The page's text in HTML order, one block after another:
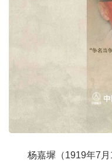
杨嘉墀（1919年7